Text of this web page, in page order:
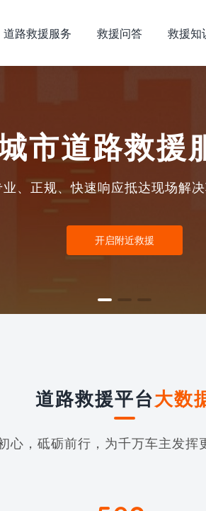
道路救援服务 救援问答 救援知
市道路救援
业、正规、快速响应抵达现场解
开启附近救援
道路救援平台大数
心，砥砺前行，为千万车主发挥